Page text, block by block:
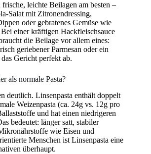
frische, leichte Beilagen am besten –
Salat mit Zitronendressing,
oder gebratenes Gemüse wie
einer kräftigen Hackfleischsauce
die Beilage vor allem eines:
geriebener Parmesan oder ein
Gericht perfekt ab.
als normale Pasta?
deutlich. Linsenpasta enthält doppelt
Weizenpasta (ca. 24g vs. 12g pro
und hat einen niedrigeren
bedeutet: länger satt, stabiler
wie Eisen und
Menschen ist Linsenpasta eine
überhaupt.